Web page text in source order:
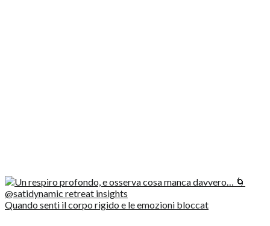
Quando senti il corpo rigido e le emozioni bloccat